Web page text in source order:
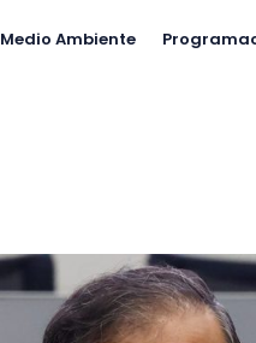
Medio Ambiente